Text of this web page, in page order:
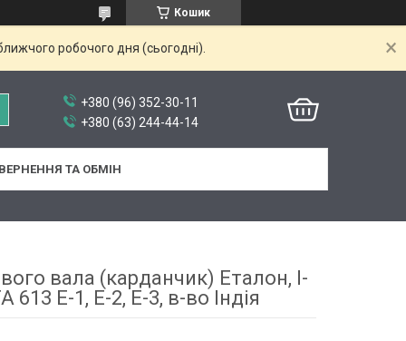
Кошик
робочого дня (сьогодні).
+380 (96) 352-30-11
+380 (63) 244-44-14
ТА ОБМІН
вала (карданчик) Еталон, I-
613 E-1, E-2, E-3, в-во Індія